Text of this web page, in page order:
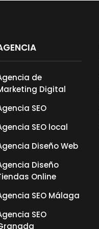
de
Digital
SEO
SEO local
Diseño Web
Diseño
Online
SEO Málaga
SEO